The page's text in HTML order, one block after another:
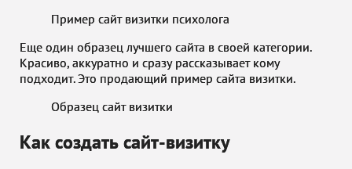
Пример сайт визитки психолога
Еще один образец лучшего сайта в своей категории.
Красиво, аккуратно и сразу рассказывает кому
подходит. Это продающий пример сайта визитки.
Образец сайт визитки
Как создать сайт-визитку